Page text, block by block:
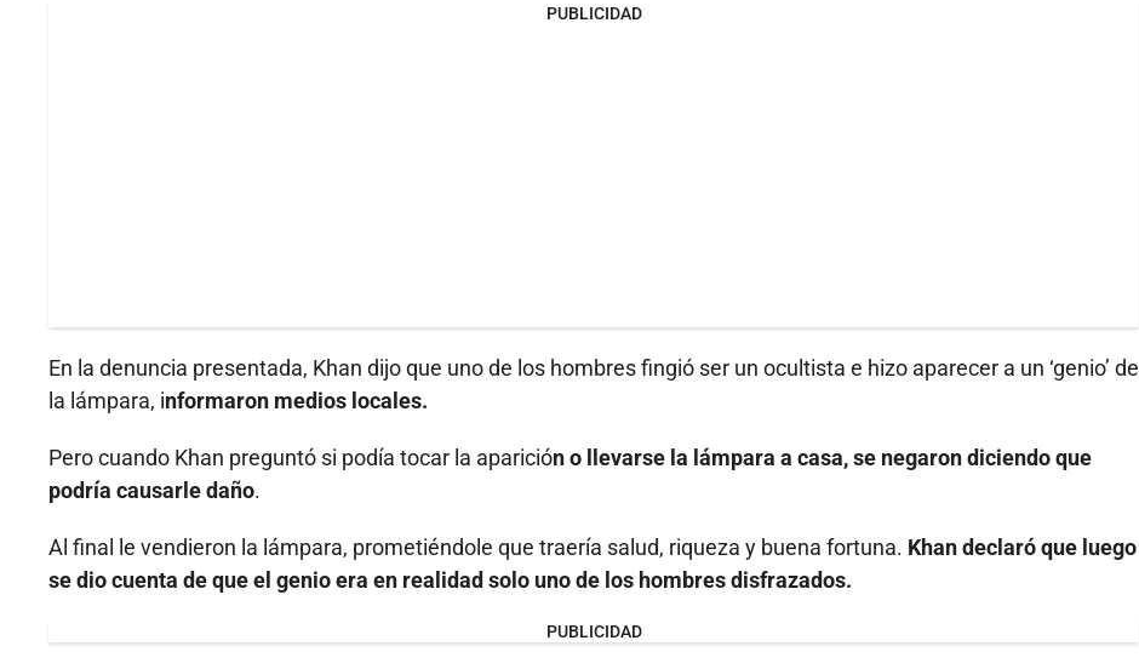
PUBLICIDAD
En la denuncia presentada, Khan dijo que uno de los hombres fingió ser un ocultista e hizo aparecer a un ‘genio’ de
la lámpara, informaron medios locales.
Pero cuando Khan preguntó si podía tocar la aparición o llevarse la lámpara a casa, se negaron diciendo que
podría causarle daño.
Al final le vendieron la lámpara, prometiéndole que traería salud, riqueza y buena fortuna. Khan declaró que luego
se dio cuenta de que el genio era en realidad solo uno de los hombres disfrazados.
PUBLICIDAD